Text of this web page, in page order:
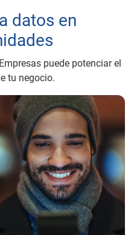
datos en
puede potenciar el
tu negocio.